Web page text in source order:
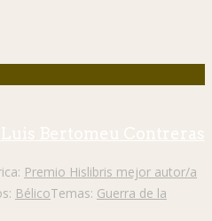
Luis Bertomeu Contreras
Premio Hislibris mejor autor/a
BélicoTemas: Guerra de la